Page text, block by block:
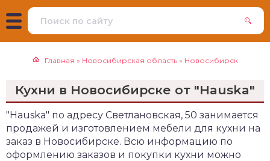
Главная » Новосибирская область » Новосибирск
Кухни в Новосибирске от "Hauska"
"Hauska" по адресу Светлановская, 50 занимается
продажей и изготовлением мебели для кухни на
заказ в Новосибирске. Всю информацию по
оформлению заказов и покупки кухни можно